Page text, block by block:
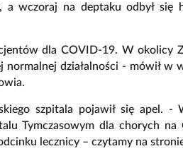
wczoraj na deptaku odbył się
dla COVID-19. W okolicy
działalności - mówił w
szpitala pojawił się apel. -
Tymczasowym dla chorych na
lecznicy – czytamy na